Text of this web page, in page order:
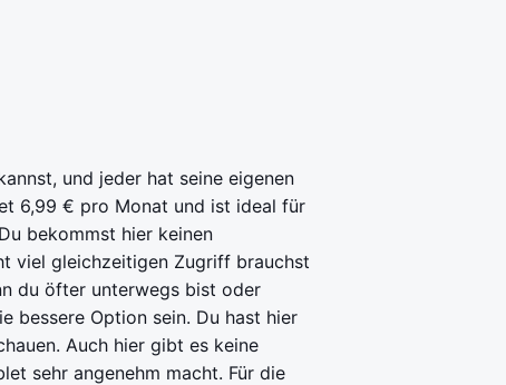
und jeder hat seine eigenen
6,99 € pro Monat und ist ideal für
bekommst hier keinen
viel gleichzeitigen Zugriff brauchst
du öfter unterwegs bist oder
bessere Option sein. Du hast hier
Auch hier gibt es keine
sehr angenehm macht. Für die